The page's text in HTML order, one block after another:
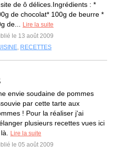
de ô délices.Ingrédients : *
de chocolat* 100g de beurre *
de...
Lire la suite
le 13 août 2009
, RECETTES
envie soudaine de pommes
par cette tarte aux
! Pour la réaliser j'ai
plusieurs recettes vues ici
Lire la suite
le 05 août 2009